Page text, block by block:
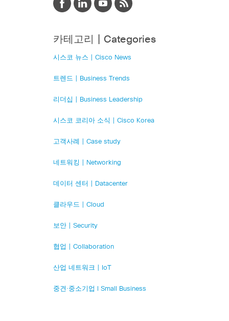
카테고리 | Categories
시스코 뉴스 | Cisco News
트렌드 | Business Trends
리더십 | Business Leadership
시스코 코리아 소식 | Cisco Korea
고객사례 | Case study
네트워킹 | Networking
데이터 센터 | Datacenter
클라우드 | Cloud
보안 | Security
협업 | Collaboration
산업 네트워크 | IoT
중견·중소기업 l Small Business